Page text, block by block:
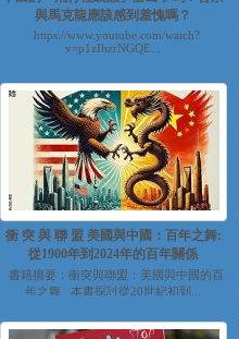
與馬克龍應該感到羞愧嗎？
https://www.youtube.com/watch?
v=p1zIhzrNGQE...
衝 突 與 聯 盟 美國與中國：百年之舞:
從1900年到2024年的百年關係
書籍摘要：衝突與聯盟：美國與中國的百
年之舞 本書探討從20世紀初到...